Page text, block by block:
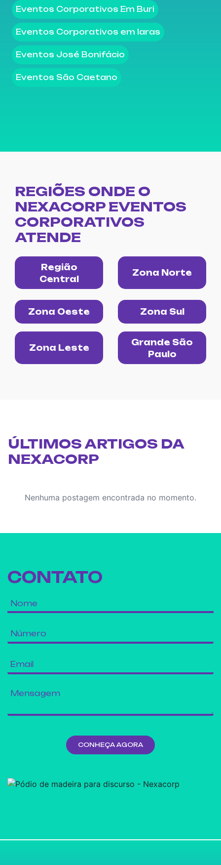
Eventos Corporativos Em Buri
Eventos Corporativos em Iaras
Eventos José Bonifácio
Eventos São Caetano
REGIÕES ONDE O
NEXACORP EVENTOS
CORPORATIVOS
ATENDE
Região
Central
Zona Norte
Zona Oeste Zona Sul
Zona Leste
Grande São
Paulo
ÚLTIMOS ARTIGOS DA
NEXACORP
Nenhuma postagem encontrada no momento.
CONTATO